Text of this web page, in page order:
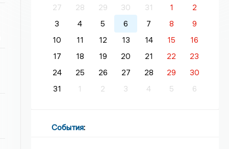
27
28 29 30 31 1
2
3
4 5 6 7 8
9
10
11 12 13 14 15
16
17
18 19 20 21 22
23
24
25 26 27 28 29
30
31
1 2 3 4 5 6
События: